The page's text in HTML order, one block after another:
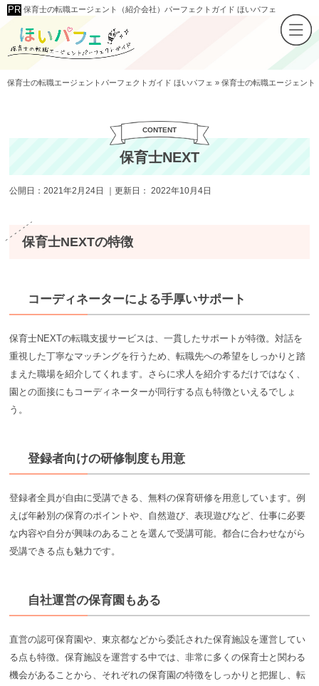
保育士の転職エージェント（紹介会社）パーフェクトガイド ほいパフェ
保育士の転職エージェントパーフェクトガイド ほいパフェ » 保育士の転職エージェント
保育⼠NEXT
公開日：2021年2月24日 ｜更新日：2022年10月4日
保育⼠NEXTの特徴
コーディネーターによる手厚いサポート
保育士NEXTの転職支援サービスは、一貫したサポートが特徴。対話を
重視した丁寧なマッチングを行うため、転職先への希望をしっかりと踏
まえた職場を紹介してくれます。さらに求人を紹介するだけではなく、
園との面接にもコーディネーターが同行する点も特徴といえるでしょ
う。
登録者向けの研修制度も用意
登録者全員が自由に受講できる、無料の保育研修を用意しています。例
えば年齢別の保育のポイントや、自然遊び、表現遊びなど、仕事に必要
な内容や自分が興味のあることを選んで受講可能。都合に合わせながら
受講できる点も魅力です。
自社運営の保育園もある
直営の認可保育園や、東京都などから委託された保育施設を運営してい
る点も特徴。保育施設を運営する中では、非常に多くの保育士と関わる
機会があることから、それぞれの保育園の特徴をしっかりと把握し、転